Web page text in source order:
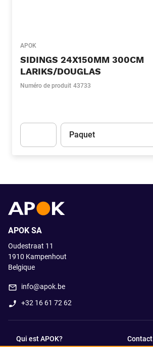
APOK
SIDINGS 24X150MM 300CM
LARIKS/DOUGLAS
Numéro de produit 43733
Unité
Paquet
APOK SA
Oudestraat 11
1910 Kampenhout
Belgique
info@apok.be
+32 16 61 72 62
Qui est APOK? Contact